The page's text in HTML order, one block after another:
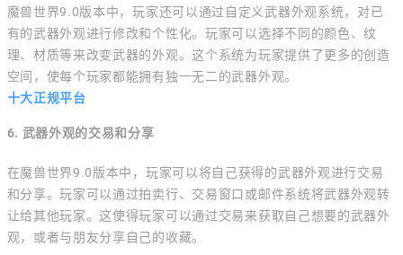
魔兽世界9.0版本中，玩家还可以通过自定义武器外观系统，对已
有的武器外观进行修改和个性化。玩家可以选择不同的颜色、纹
理、材质等来改变武器的外观。这个系统为玩家提供了更多的创造
空间，使每个玩家都能拥有独一无二的武器外观。
十大正规平台
6. 武器外观的交易和分享
在魔兽世界9.0版本中，玩家可以将自己获得的武器外观进行交易
和分享。玩家可以通过拍卖行、交易窗口或邮件系统将武器外观转
让给其他玩家。这使得玩家可以通过交易来获取自己想要的武器外
观，或者与朋友分享自己的收藏。